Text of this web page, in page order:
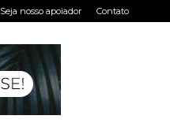
Seja nosso apoiador Contato